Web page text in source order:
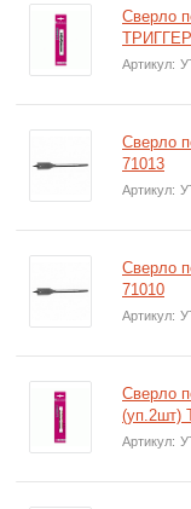
Сверло
Артикул:
Сверло
71013
Артикул:
Сверло
71010
Артикул:
Сверло
(уп.2шт)
Артикул: